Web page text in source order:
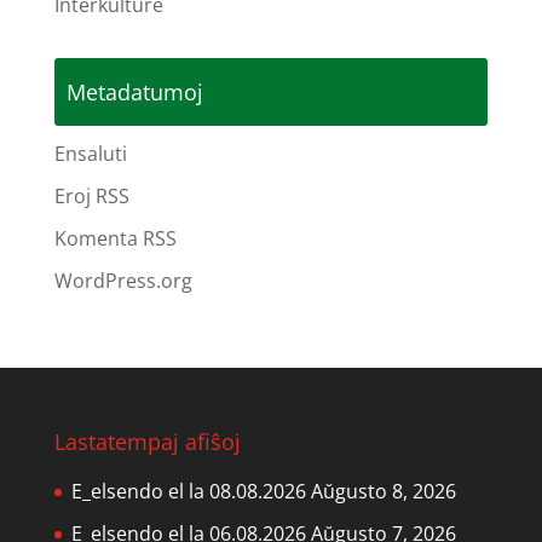
Metadatumoj
Ensaluti
Eroj RSS
Komenta RSS
WordPress.org
Lastatempaj afiŝoj
E_elsendo el la 08.08.2026Aŭgusto 8, 2026
E_elsendo el la 06.08.2026Aŭgusto 7, 2026